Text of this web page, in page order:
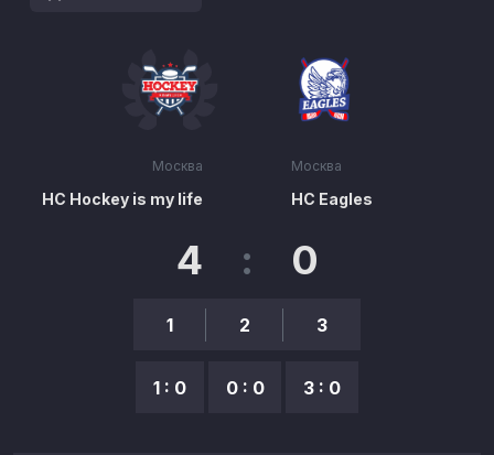
Москва
НС Hockey is my life
4 : 0
1
1 : 0
2
0 : 0
3
3 : 0
Москва
HC Eagles